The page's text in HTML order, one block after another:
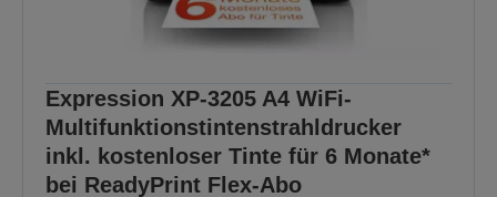
Expression XP-3205 A4 WiFi-
Multifunktionstintenstrahldrucker
inkl. kostenloser Tinte für 6 Monate*
bei ReadyPrint Flex-Abo